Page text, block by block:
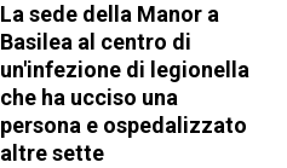
La sede della Manor a
Basilea al centro di
un'infezione di legionella
che ha ucciso una
persona e ospedalizzato
altre sette